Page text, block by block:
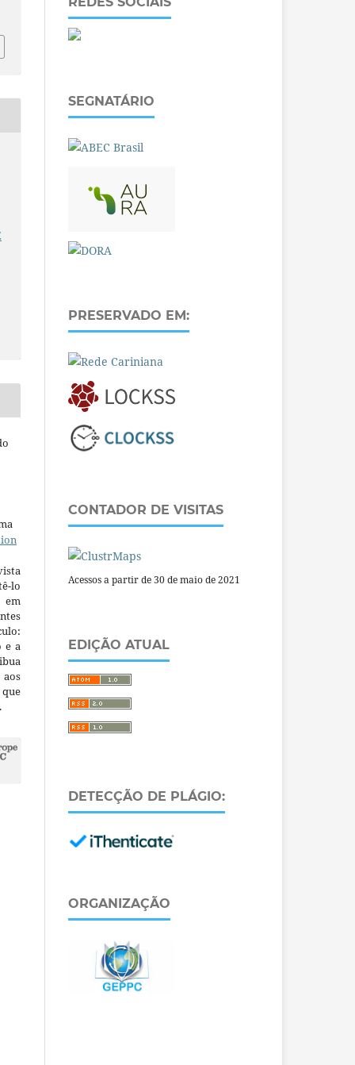
lo
em
e a
SEGNATÁRIO
PRESERVADO EM:
CONTADOR DE VISITAS
Acessos a partir de 30 de maio de 2021
EDIÇÃO ATUAL
DETECÇÃO DE PLÁGIO:
ORGANIZAÇÃO